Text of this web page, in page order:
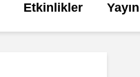
Etkinlikler